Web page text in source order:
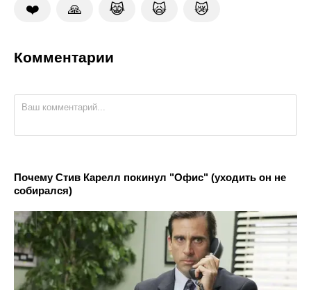
❤️ 🙏 😹 🙀 😿
Комментарии
Почему Стив Карелл покинул "Офис" (уходить он не
собирался)